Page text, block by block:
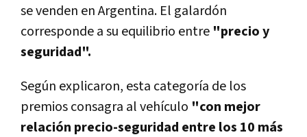
se venden en Argentina. El galardón
corresponde a su equilibrio entre "precio y
seguridad".
Según explicaron, esta categoría de los
premios consagra al vehículo "con mejor
relación precio-seguridad entre los 10 más